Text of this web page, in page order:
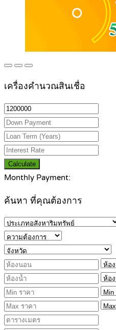
เครื่องคำนวณสินเชื่อ
Calculate
Monthly Payment:
ค้นหา ที่คุณต้องการ